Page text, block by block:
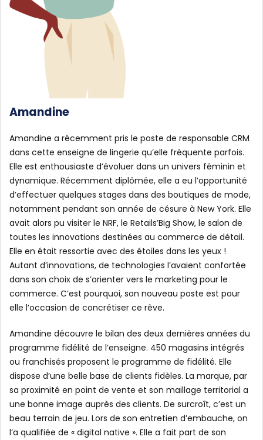
Amandine
Amandine a récemment pris le poste de responsable CRM
dans cette enseigne de lingerie qu’elle fréquente parfois.
Elle est enthousiaste d’évoluer dans un univers féminin et
dynamique. Récemment diplômée, elle a eu l’opportunité
d’effectuer quelques stages dans des boutiques de mode,
notamment pendant son année de césure à New York. Elle
avait alors pu visiter le NRF, le Retails’Big Show, le salon de
toutes les innovations destinées au commerce de détail.
Elle en était ressortie avec des étoiles dans les yeux !
Autant d’innovations, de technologies l’avaient confortée
dans son choix de s’orienter vers le marketing pour le
commerce. C’est pourquoi, son nouveau poste est pour
elle l’occasion de concrétiser ce rêve.
Amandine découvre le bilan des deux dernières années du
programme fidélité de l’enseigne. 450 magasins intégrés
ou franchisés proposent le programme de fidélité. Elle
dispose d’une belle base de clients fidèles. La marque, par
sa proximité en point de vente et son maillage territorial a
une bonne image auprès des clients. De surcroît, c’est un
beau terrain de jeu. Lors de son entretien d’embauche, on
l’a qualifiée de « digital native ». Elle a fait part de son